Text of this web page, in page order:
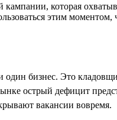
кампании, которая
этим моментом,
бизнес. Это
острый дефицит
вакансии вовремя.